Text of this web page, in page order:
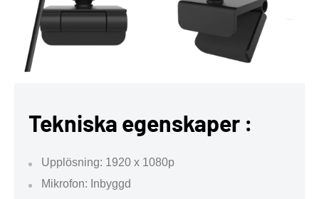
Tekniska egenskaper :
Upplösning: 1920 x 1080p
Mikrofon: Inbyggd